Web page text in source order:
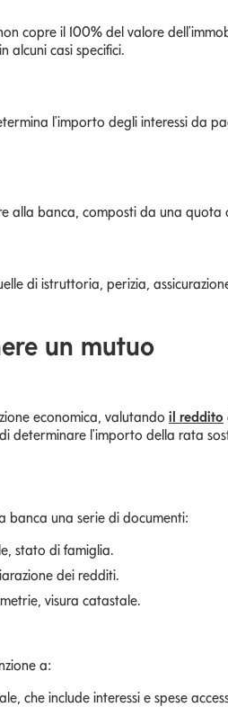
copre il 100% del valore
alcuni casi specifici.
l'importo degli interessi da
alla banca, composti da una quota
di istruttoria, perizia,
un mutuo
economica, valutando il reddito
determinare l'importo della rata
banca una serie di documenti:
stato di famiglia.
dei redditi.
visura catastale.
a:
che include interessi e spese